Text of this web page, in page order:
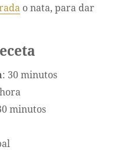
o nata, para dar
: 30 minutos
minutos